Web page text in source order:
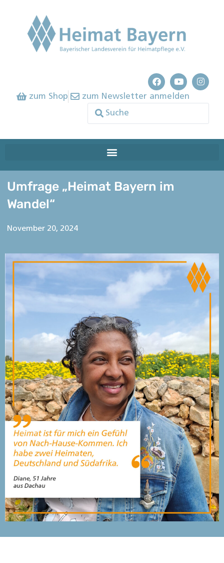
zum Shop zum Newsletter anmelden
Umfrage „Heimat Bayern im
Wandel“
November 20, 2024